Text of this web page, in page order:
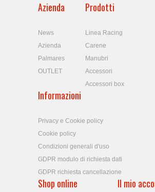
Azienda
News
Azienda
Palmares
OUTLET
Prodotti
Linea Racing
Carene
Manubri
Accessori
Accessori box
Informazioni
Privacy e Cookie policy
Cookie policy
Condizioni generali d'uso
GDPR modulo di richiesta dati
GDPR richiesta cancellazione
Shop online Il mio